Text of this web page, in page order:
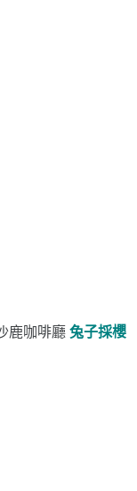
鹿咖啡廳 兔子採櫻